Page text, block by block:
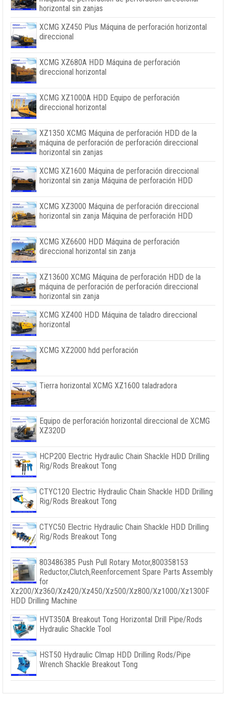
horizontal sin zanjas
XCMG XZ450 Plus Máquina de perforación horizontal
direccional
XCMG XZ680A HDD Máquina de perforación
direccional horizontal
XCMG XZ1000A HDD Equipo de perforación
direccional horizontal
XZ1350 XCMG Máquina de perforación HDD de la
máquina de perforación de perforación direccional
horizontal sin zanjas
XCMG XZ1600 Máquina de perforación direccional
horizontal sin zanja Máquina de perforación HDD
XCMG XZ3000 Máquina de perforación direccional
horizontal sin zanja Máquina de perforación HDD
XCMG XZ6600 HDD Máquina de perforación
direccional horizontal sin zanja
XZ13600 XCMG Máquina de perforación HDD de la
máquina de perforación de perforación direccional
horizontal sin zanja
XCMG XZ400 HDD Máquina de taladro direccional
horizontal
XCMG XZ2000 hdd perforación
Tierra horizontal XCMG XZ1600 taladradora
Equipo de perforación horizontal direccional de XCMG
XZ320D
HCP200 Electric Hydraulic Chain Shackle HDD Drilling
Rig/Rods Breakout Tong
CTYC120 Electric Hydraulic Chain Shackle HDD Drilling
Rig/Rods Breakout Tong
CTYC50 Electric Hydraulic Chain Shackle HDD Drilling
Rig/Rods Breakout Tong
803486385 Push Pull Rotary Motor,800358153
Reductor,Clutch,Reenforcement Spare Parts Assembly
for
Xz200/Xz360/Xz420/Xz450/Xz500/Xz800/Xz1000/Xz1300F
HDD Drilling Machine
HVT350A Breakout Tong Horizontal Drill Pipe/Rods
Hydraulic Shackle Tool
HST50 Hydraulic Clmap HDD Drilling Rods/Pipe
Wrench Shackle Breakout Tong